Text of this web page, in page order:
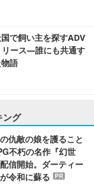
で飼い主を探すADV
ース―誰にも共通す
語
ング
仇敵の娘を護ること
不朽の名作『幻世
信開始。ダーティー
令和に蘇る
PR